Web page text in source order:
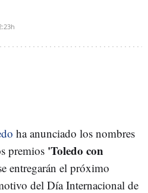
ha anunciado los nombres
premios 'Toledo con
entregarán el próximo
del Día Internacional de